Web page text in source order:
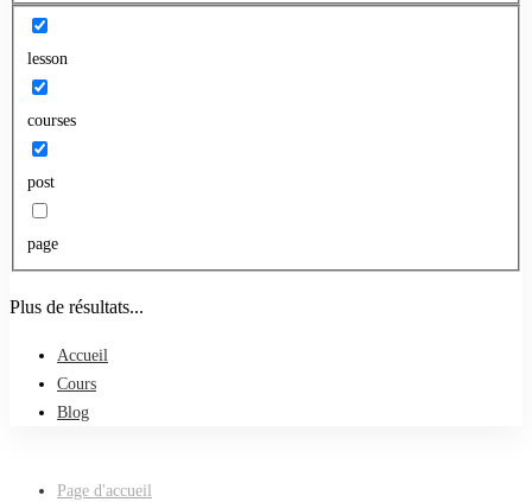
lesson
courses
post
page
Plus de résultats...
Accueil
Cours
Blog
Page d'accueil